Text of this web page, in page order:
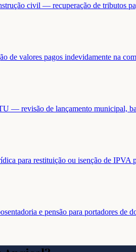
civil — recuperação de tributos
de valores pagos indevidamente na
— revisão de lançamento municipal,
para restituição ou isenção de IPVA
e pensão para portadores de